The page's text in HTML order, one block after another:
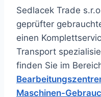
Sedlacek Trade
geprüfter
einen
Transport
finden Sie im
Maschinen-